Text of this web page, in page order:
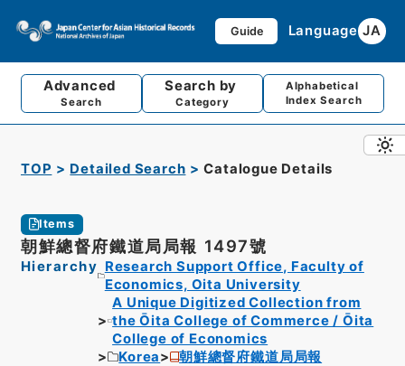
Guide Language JA
Advanced
Search
Search by
Category
Alphabetical
Index Search
TOP Detailed Search Catalogue Details
Items
朝鮮總督府鐵道局局報 1497號
Hierarchy Research Support Office, Faculty of
Economics, Oita University
A Unique Digitized Collection from
the Ōita College of Commerce / Ōita
College of Economics
Korea
朝鮮總督府鐵道局局報